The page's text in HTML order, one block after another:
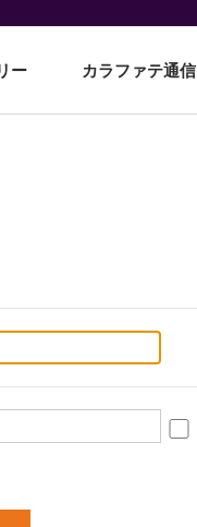
ー カラファテ通信